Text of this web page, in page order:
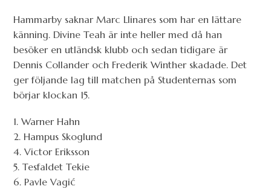
Hammarby saknar Marc Llinares som har en lättare
känning. Divine Teah är inte heller med då han
besöker en utländsk klubb och sedan tidigare är
Dennis Collander och Frederik Winther skadade. Det
ger följande lag till matchen på Studenternas som
börjar klockan 15.
1. Warner Hahn
2. Hampus Skoglund
4. Victor Eriksson
5. Tesfaldet Tekie
6. Pavle Vagić